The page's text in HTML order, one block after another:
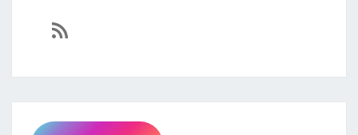
https://sven-essen.de/feed/